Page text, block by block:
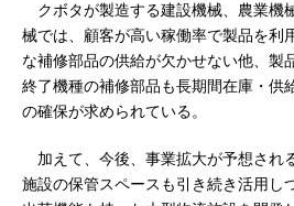
クボタが製造する建設機械、農業機
械では、顧客が高い稼働率で製品を利
な補修部品の供給が欠かせない他、製
終了機種の補修部品も長期間在庫・供
の確保が求められている。
加えて、今後、事業拡大が予想され
施設の保管スペースも引き続き活用し